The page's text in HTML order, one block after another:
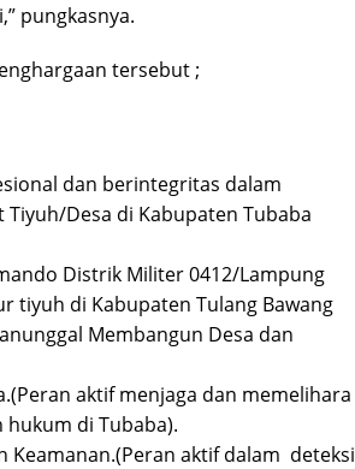
pungkasnya.
tersebut ;
dan berintegritas dalam
Desa di Kabupaten Tubaba
Distrik Militer 0412/Lampung
tiyuh di Kabupaten Tulang Bawang
Membangun Desa dan
aktif menjaga dan memelihara
di Tubaba).
Keamanan.(Peran aktif dalam deteksi